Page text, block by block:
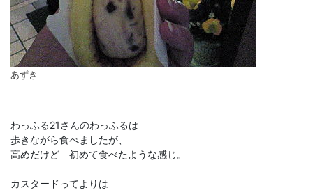
あずき
わっふる21さんのわっふるは
歩きながら食べましたが、
高めだけど 初めて食べたような感じ。
カスタードってよりは